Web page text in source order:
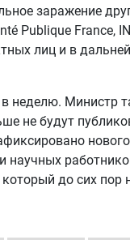
заражение
Publique France,
лиц и в
неделю. Министр
не будут
научных
до сих пор